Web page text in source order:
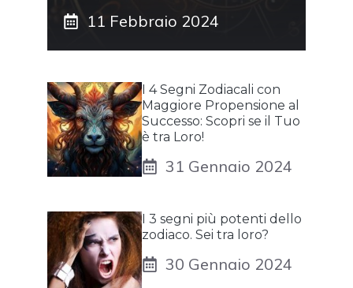
11 Febbraio 2024
I 4 Segni Zodiacali con
Maggiore Propensione al
Successo: Scopri se il Tuo
è tra Loro!
31 Gennaio 2024
I 3 segni più potenti dello
zodiaco. Sei tra loro?
30 Gennaio 2024